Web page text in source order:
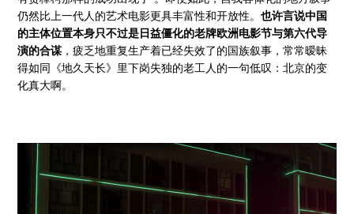
仍然比上一代人的艺术电影更具丰富性和开放性。也许言说中国
的主体位置本身只不过是日益僵化的老牌欧洲电影节与第六代导
演的合谋 ，疲乏地重复生产着已经失效了的国族叙事，常常暧昧
得如同《地久天长》里下岗失独的老工人的一句低叹：北京的变
化真大啊。